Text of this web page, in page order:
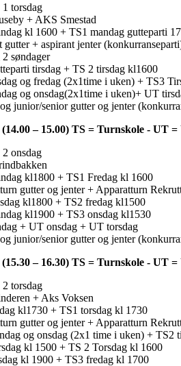
torsdag
+ AKS Smestad
kl 1600 + TS1 mandag gutteparti
gutter + aspirant jenter
søndager
tirsdag + TS 2 tirsdag kl1600
og fredag (2x1time i uken) + TS3
og onsdag(2x1time i uken)+ UT
junior/senior gutter og jenter
– 15.00) TS = Turnskole - UT
onsdag
kl1800 + TS1 Fredag kl 1600
gutter og jenter + Apparatturn
kl1800 + TS2 fredag kl1500
kl1900 + TS3 onsdag kl1530
+ UT onsdag + UT torsdag
junior/senior gutter og jenter
– 16.30) TS = Turnskole - UT
torsdag
+ Aks Voksen
kl1730 + TS1 torsdag kl 1730
gutter og jenter + Apparatturn
og onsdag (2x1 time i uken) + TS2
kl 1500 + TS 2 Torsdag kl 1600
kl 1900 + TS3 fredag kl 1700